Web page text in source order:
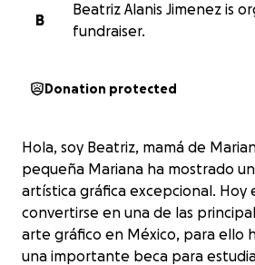
B
Beatriz Alanis Jimenez is
fundraiser.
Donation protected
Hola, soy Beatriz, mamá de
pequeña Mariana ha mostrado
artística gráfica excepcional. Hoy
convertirse en una de las
arte gráfico en México, para ello
una importante beca para